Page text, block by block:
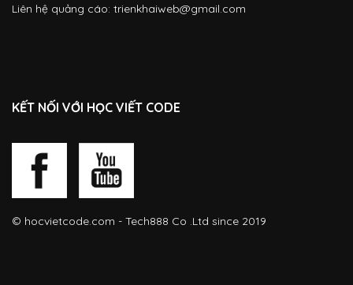
Liên hệ quảng cáo: trienkhaiweb@gmail.com
KẾT NỐI VỚI HỌC VIẾT CODE
© hocvietcode.com - Tech888 Co .Ltd since 2019